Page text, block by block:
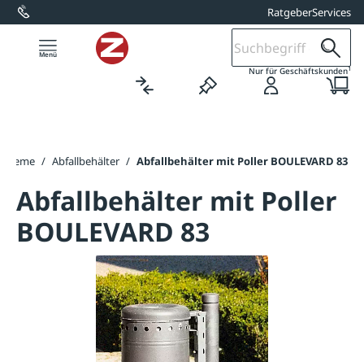
springen RatgeberServices
Nur für Geschäftskunden1
/ Abfallbehälter / Abfallbehälter mit Poller BOULEVARD 83
Abfallbehälter mit Poller
BOULEVARD 83